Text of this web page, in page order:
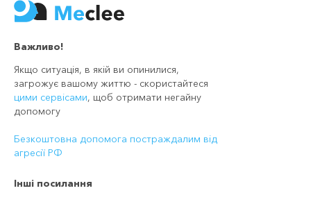
Важливо!
Якщо ситуація, в якій ви опинилися,
загрожує вашому життю - скористайтеся
цими сервісами, щоб отримати негайну
допомогу
Безкоштовна допомога постраждалим від
агресії РФ
Інші посилання